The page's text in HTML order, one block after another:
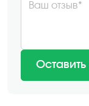
Ваш отзыв*
Оставить